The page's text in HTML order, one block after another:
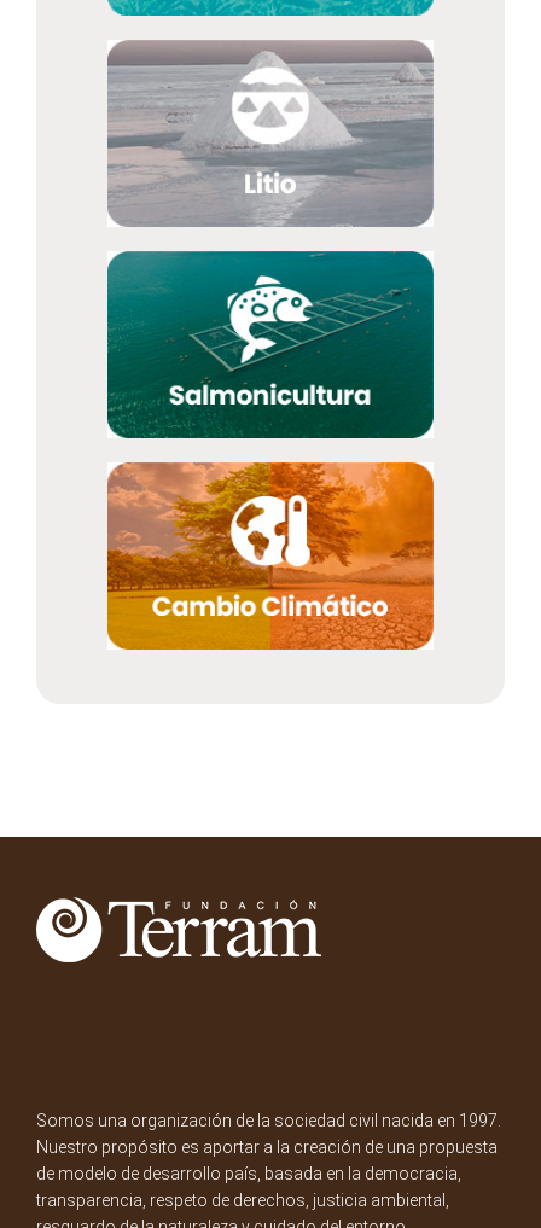
Somos una organización de la sociedad civil nacida en 1997.
Nuestro propósito es aportar a la creación de una propuesta
de modelo de desarrollo país, basada en la democracia,
transparencia, respeto de derechos, justicia ambiental,